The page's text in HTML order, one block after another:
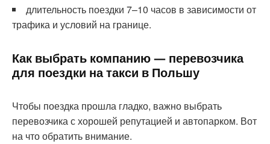
длительность поездки 7–10 часов в зависимости от
трафика и условий на границе.
Как выбрать компанию — перевозчика
для поездки на такси в Польшу
Чтобы поездка прошла гладко, важно выбрать
перевозчика с хорошей репутацией и автопарком. Вот
на что обратить внимание.